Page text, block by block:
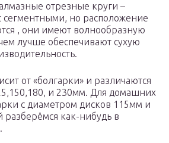
отрезные круги –
но расположение
, они имеют волнообразную
лучше обеспечивают сухую
от «болгарки» и различаются
и 230мм. Для домашних
с диаметром дисков 115мм и
разберёмся как-нибудь в